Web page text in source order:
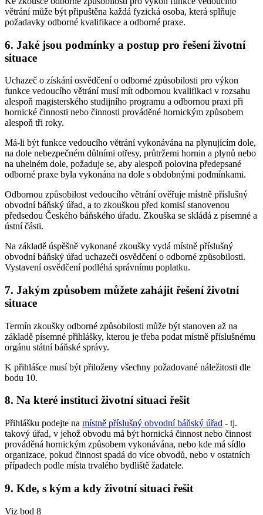
větrání může být připuštěna každá fyzická osoba, která splňuje
požadavky odborné kvalifikace a odborné praxe.
6. Jaké jsou podmínky a postup pro řešení životní
situace
Uchazeč o získání osvědčení o odborné způsobilosti pro výkon
funkce vedoucího větrání musí mít odbornou kvalifikaci v rozsahu
alespoň magisterského studijního programu a odbornou praxi při
hornické činnosti nebo činnosti prováděné hornickým způsobem
alespoň tři roky.
Má-li být funkce vedoucího větrání vykonávána na plynujícím dole,
na dole nebezpečném důlními otřesy, průtržemi hornin a plynů nebo
na uhelném dole, požaduje se, aby alespoň polovina předepsané
odborné praxe byla vykonána na dole s obdobnými podmínkami.
Odbornou způsobilost vedoucího větrání ověřuje místně příslušný
obvodní báňský úřad, a to zkouškou před komisí stanovenou
předsedou Českého báňského úřadu. Zkouška se skládá z písemné a
ústní části.
Na základě úspěšně vykonané zkoušky vydá místně příslušný
obvodní báňský úřad uchazeči osvědčení o odborné způsobilosti.
Vystavení osvědčení podléhá správnímu poplatku.
7. Jakým způsobem můžete zahájit řešení životní
situace
Termín zkoušky odborné způsobilosti může být stanoven až na
základě písemné přihlášky, kterou je třeba podat místně příslušnému
orgánu státní báňské správy.
K přihlášce musí být přiloženy všechny požadované náležitosti dle
bodu 10.
8. Na které instituci životní situaci řešit
Přihlášku podejte na místně příslušný obvodní báňský úřad - tj.
takový úřad, v jehož obvodu má být hornická činnost nebo činnost
prováděná hornickým způsobem vykonávána, nebo kde má sídlo
organizace, pokud činnost spadá do více obvodů, nebo v ostatních
případech podle místa trvalého bydliště žadatele.
9. Kde, s kým a kdy životní situaci řešit
Viz bod 8